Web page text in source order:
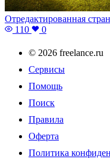
Отредактированная
110
0
© 2026 freelance.ru
Сервисы
Помощь
Поиск
Правила
Оферта
Политика